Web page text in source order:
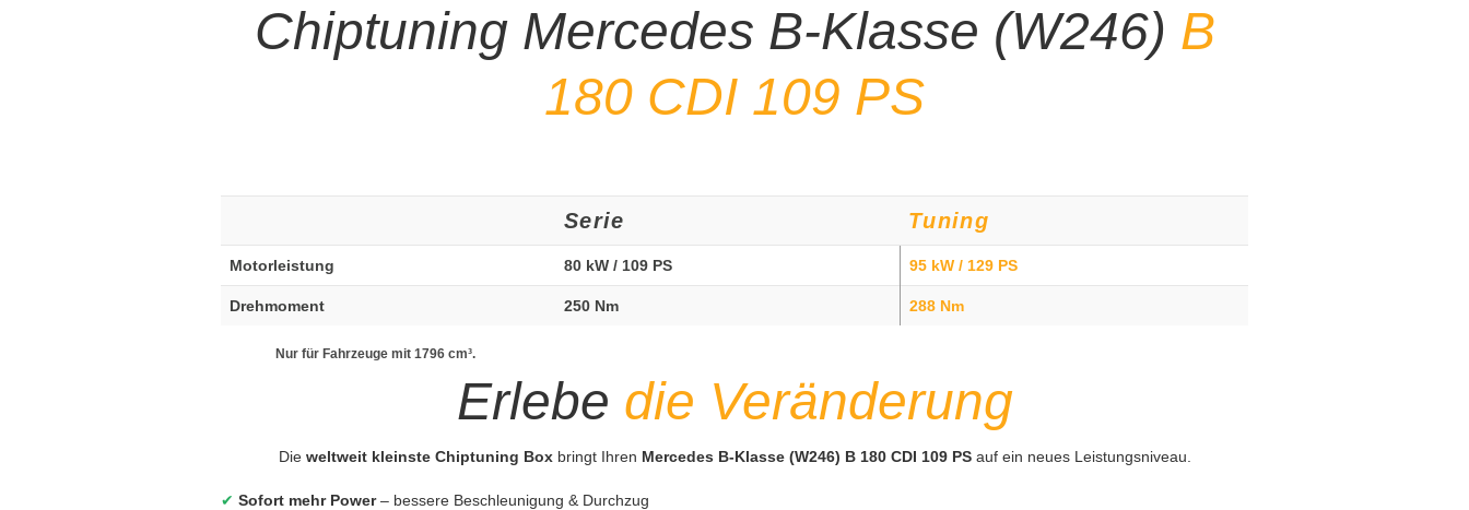
Chiptuning Mercedes B-Klasse (W246) B
180 CDI 109 PS
Serie Tuning
Motorleistung 80 kW / 109 PS 95 kW / 129 PS
Drehmoment 250 Nm 288 Nm
Nur für Fahrzeuge mit 1796 cm³.
Erlebe die Veränderung
Die weltweit kleinste Chiptuning Boxbringt Ihren Mercedes B-Klasse (W246) B 180 CDI 109 PSauf ein neues Leistungsniveau.
✔ Sofort mehr Power– bessere Beschleunigung & Durchzug